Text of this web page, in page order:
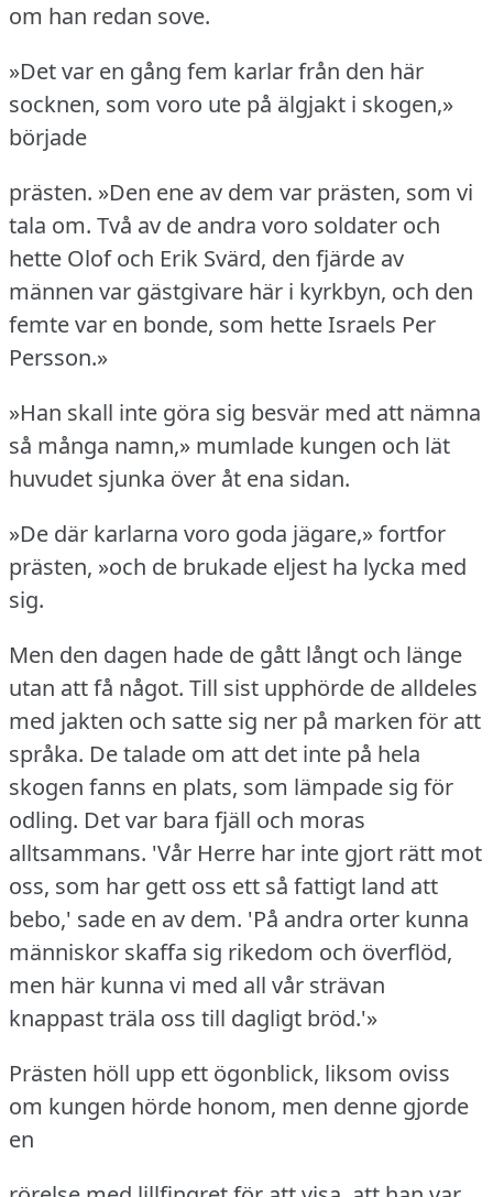
om han redan sove.
»Det var en gång fem karlar från den här
socknen, som voro ute på älgjakt i skogen,»
började
prästen. »Den ene av dem var prästen, som vi
tala om. Två av de andra voro soldater och
hette Olof och Erik Svärd, den fjärde av
männen var gästgivare här i kyrkbyn, och den
femte var en bonde, som hette Israels Per
Persson.»
»Han skall inte göra sig besvär med att nämna
så många namn,» mumlade kungen och lät
huvudet sjunka över åt ena sidan.
»De där karlarna voro goda jägare,» fortfor
prästen, »och de brukade eljest ha lycka med
sig.
Men den dagen hade de gått långt och länge
utan att få något. Till sist upphörde de alldeles
med jakten och satte sig ner på marken för att
språka. De talade om att det inte på hela
skogen fanns en plats, som lämpade sig för
odling. Det var bara fjäll och moras
alltsammans. 'Vår Herre har inte gjort rätt mot
oss, som har gett oss ett så fattigt land att
bebo,' sade en av dem. 'På andra orter kunna
människor skaffa sig rikedom och överflöd,
men här kunna vi med all vår strävan
knappast träla oss till dagligt bröd.'»
Prästen höll upp ett ögonblick, liksom oviss
om kungen hörde honom, men denne gjorde
en